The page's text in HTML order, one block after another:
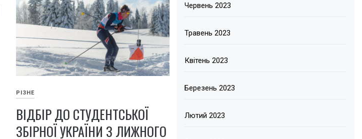
РІЗНЕ
ВІДБІР ДО СТУДЕНТСЬКОЇ
ЗБІРНОЇ УКРАЇНИ З ЛИЖНОГО
Червень 2023
Травень 2023
Квітень 2023
Березень 2023
Лютий 2023